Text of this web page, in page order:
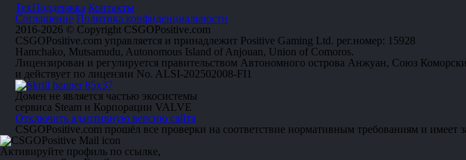
ТехПоддержка Контакты
Соглашение Политика конфиденциальности
2016-2026 © Copyright CSGOPositive.com
CSGOPositive.com управляется и принадлежит Positive Gaming Ltd. рег.номер: 15928
Hamchako, Mutsamudu, Autonomous Island of Anjouan, Union of Comoros.
Лицензирован и регулируется правительством Автономного острова Анжуан, Союз
и действует по лицензии No. ALSI-202502008-FI1
Домен не является частью экосистемы
сервиса Steam и Корпорации VALVE
Отключить адаптивную версию сайта
CSGOPositive.com прошёл все проверки на соответствие нормативным требованиям и имеет
Активируйте профиль по ссылке,